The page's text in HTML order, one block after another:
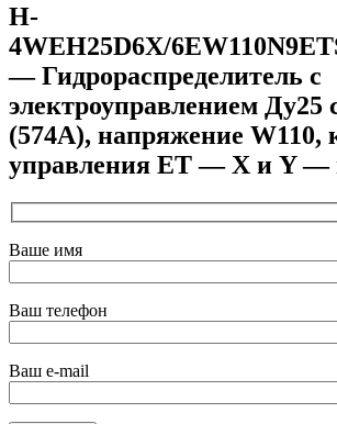
H-
4WEH25D6X/
— Гидрораспределитель с
электроуправлением Ду25
(574А), напряжение W110,
управления ET — X и Y —
Ваше имя
Ваш телефон
Ваш e-mail